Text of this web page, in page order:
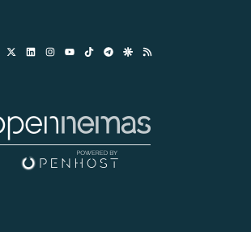
LinkedinInstagramTikTokTelegramGoogle Discover